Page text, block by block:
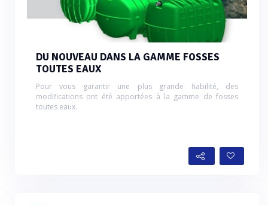
DU NOUVEAU DANS LA GAMME FOSSES
TOUTES EAUX
Pour vous garantir une plus grande fiabilité, des
modifications ont été apportées à la gamme de fosses
toutes eaux.